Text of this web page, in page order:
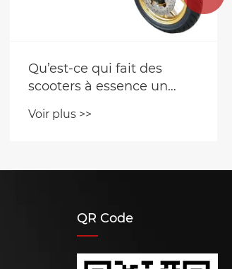
Pourquoi la mini-voiture
électrique remodèle-t-elle
Voir plus >>
QR Code